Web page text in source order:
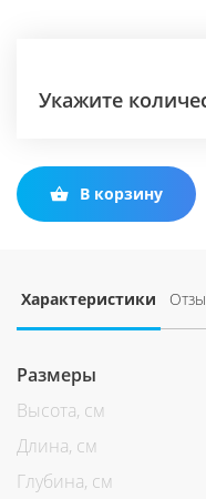
Укажите
В корзину
Характеристики
Размеры
Высота, см
Длина, см
Глубина, см